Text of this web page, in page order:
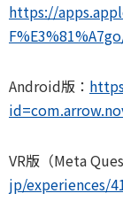
https://
Android版：
VR版（Meta
jp/experiences/